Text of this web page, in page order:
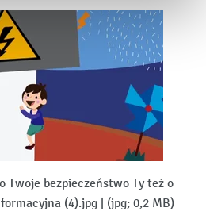
Twoje bezpieczeństwo Ty też o
(4).jpg
(jpg; 0,2 MB)